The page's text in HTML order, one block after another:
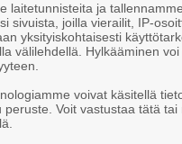
on si­sa­rus­ten Kai­ja
ja suku on
laitetunnisteita ja
sivuista, joilla vierailit, IP-
yksityiskohtaisesti
välilehdellä. Hylkääminen
voivat käsitellä
peruste. Voit vastustaa tätä